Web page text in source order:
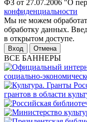
ФЗ от 27.07.2006 "О
конфиденциальности
Мы не можем
обработку данных.
в открытом доступе.
Отмена
ВСЕ БАННЕРЫ